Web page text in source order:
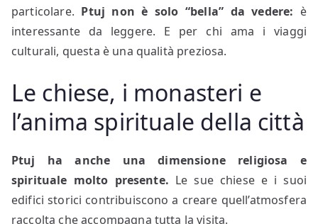
particolare. Ptuj non è solo “bella” da vedere: è
interessante da leggere. E per chi ama i viaggi
culturali, questa è una qualità preziosa.
Le chiese, i monasteri e
l’anima spirituale della città
Ptuj ha anche una dimensione religiosa e
spirituale molto presente. Le sue chiese e i suoi
edifici storici contribuiscono a creare quell’atmosfera
raccolta che accompagna tutta la visita.